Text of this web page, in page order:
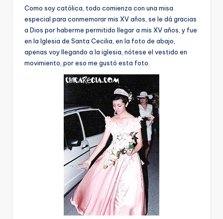
Como soy católica, todo comienza con una misa
especial para conmemorar mis XV años, se le dá gracias
a Dios por haberme permitido llegar a mis XV años, y fue
en la Iglesia de Santa Cecilia, en la foto de abajo,
apenas voy llegando a la iglesia, nótese el vestido en
movimiento, por eso me gustó esta foto.